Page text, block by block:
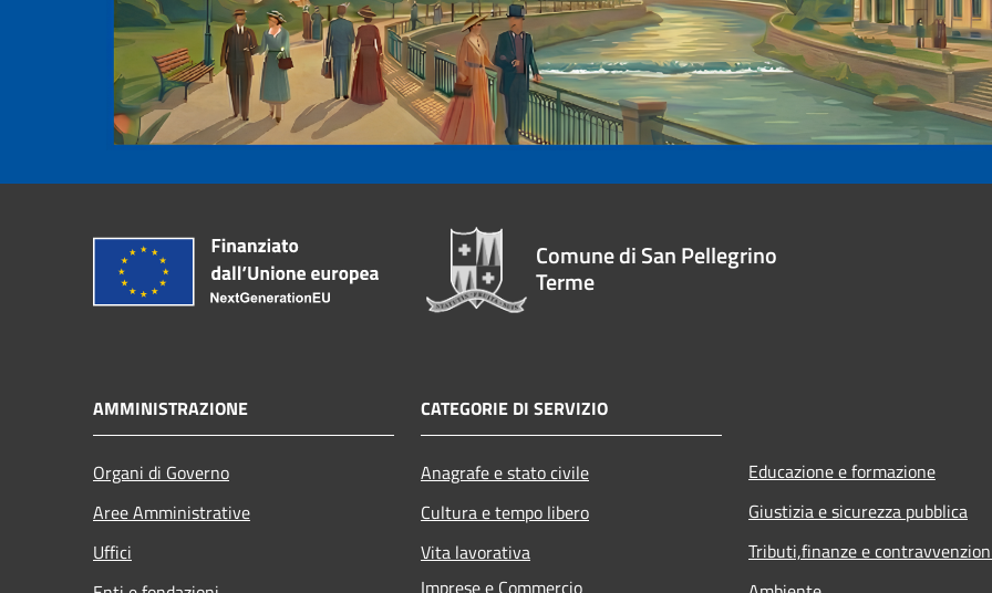
Comune di San Pellegrino
Terme
AMMINISTRAZIONE
Organi di Governo
Aree Amministrative
Uffici
CATEGORIE DI SERVIZIO
Anagrafe e stato civile
Cultura e tempo libero
Vita lavorativa
Educazione e formazione
Giustizia e sicurezza pubblica
Tributi,finanze e